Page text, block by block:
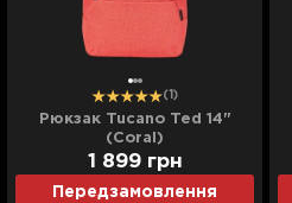
(1)
Рюкзак Tucano Ted 14"
(Coral)
Передзамовлення
1 899 грн